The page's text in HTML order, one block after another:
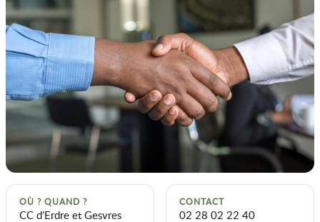
OÙ ? QUAND ?
CC d’Erdre et Gesvres
CONTACT
02 28 02 22 40